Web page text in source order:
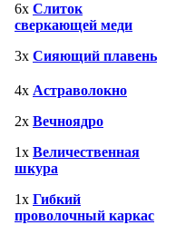
6х Слиток
сверкающей меди
3х Сияющий плавень
4х Астраволокно
2х Вечноядро
1х Величественная
шкура
1х Гибкий
проволочный каркас